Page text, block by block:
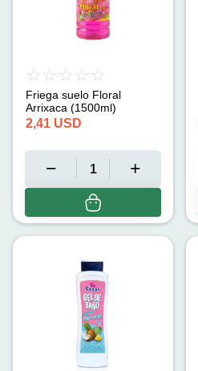
Friega suelo Floral
Arrixaca (1500ml)
2,41 USD